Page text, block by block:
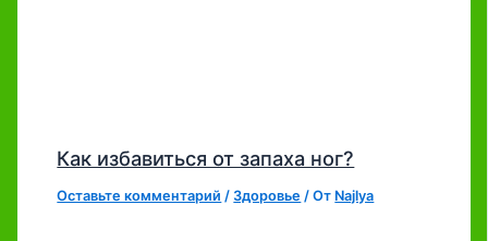
Как избавиться от запаха ног?
Оставьте комментарий /Здоровье / От Najlya